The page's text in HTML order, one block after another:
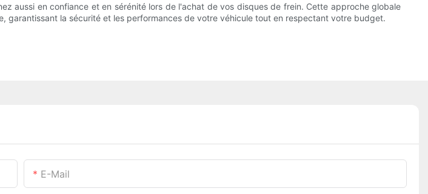
aussi en confiance et en sérénité lors de l'achat de vos disques de frein. Cette approche globale
la sécurité et les performances de votre véhicule tout en respectant votre budget.
E-Mail